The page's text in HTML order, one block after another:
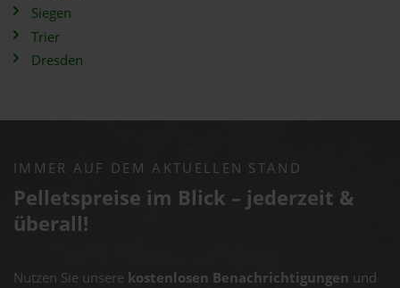
Siegen
Trier
Dresden
IMMER AUF DEM AKTUELLEN STAND
Pelletspreise im Blick – jederzeit &
überall!
Nutzen Sie unsere kostenlosen Benachrichtigungen und